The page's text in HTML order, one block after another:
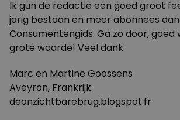
Ik gun de redactie een goed groot
jarig bestaan en meer abonnees
Consumentengids. Ga zo door, goed
grote waarde! Veel dank.
Marc en Martine Goossens
Aveyron, Frankrijk
deonzichtbarebrug.blogspot.fr